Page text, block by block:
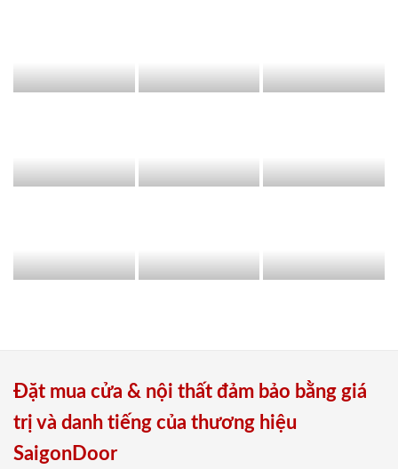
Đặt mua cửa & nội thất đảm bảo bằng giá
trị và danh tiếng của thương hiệu
SaigonDoor